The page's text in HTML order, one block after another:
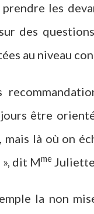
prendre les
des
au niveau
être
là où on
dit Mme
la non